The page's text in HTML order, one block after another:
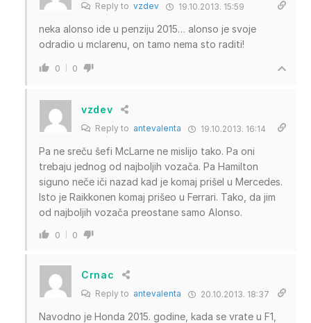
Reply to vzdev 19.10.2013. 15:59
neka alonso ide u penziju 2015… alonso je svoje
odradio u mclarenu, on tamo nema sto raditi!
0 0
vzdev
Reply to antevalenta 19.10.2013. 16:14
Pa ne sreču šefi McLarne ne mislijo tako. Pa oni
trebaju jednog od najboljih vozača. Pa Hamilton
siguno neče iči nazad kad je komaj prišel u Mercedes.
Isto je Raikkonen komaj prišeo u Ferrari. Tako, da jim
od najboljih vozača preostane samo Alonso.
0 0
Crnac
Reply to antevalenta 20.10.2013. 18:37
Navodno je Honda 2015. godine, kada se vrate u F1,